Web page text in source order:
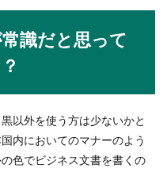
識だと思って
以外を使う方は少ないかと
内においてのマナーのよう
色でビジネス文書を書くの